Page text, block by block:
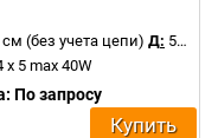
см (без учета цепи) Д: 58 см
x 5 max 40W
По запросу
Купить